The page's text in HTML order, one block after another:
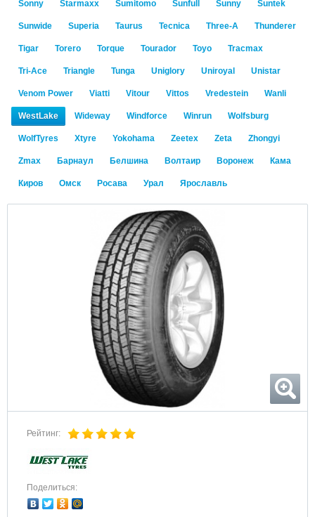
Sonny Starmaxx Sumitomo Sunfull Sunny Suntek
Sunwide Superia Taurus Tecnica Three-A Thunderer
Tigar Torero Torque Tourador Toyo Tracmax
Tri-Ace Triangle Tunga Uniglory Uniroyal Unistar
Venom Power Viatti Vitour Vittos Vredestein Wanli
WestLake Wideway Windforce Winrun Wolfsburg
WolfTyres Xtyre Yokohama Zeetex Zeta Zhongyi
Zmax Барнаул Белшина Волтаир Воронеж Кама
Киров Омск Росава Урал Ярославль
Рейтинг:
Поделиться: